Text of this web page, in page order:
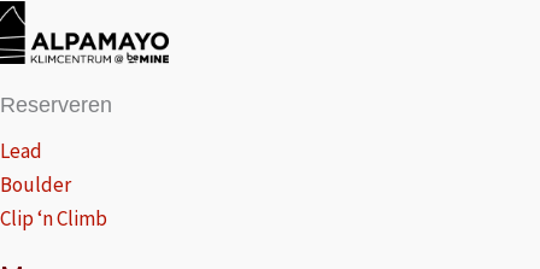
Reserveren
Lead
Boulder
Clip ‘n Climb